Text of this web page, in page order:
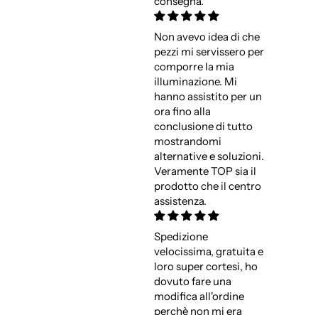
Non avevo idea di che
pezzi mi servissero per
comporre la mia
illuminazione. Mi
hanno assistito per un
ora fino alla
conclusione di tutto
mostrandomi
alternative e soluzioni.
Veramente TOP sia il
prodotto che il centro
assistenza.
Spedizione
velocissima, gratuita e
loro super cortesi, ho
dovuto fare una
modifica all'ordine
perchè non mi era